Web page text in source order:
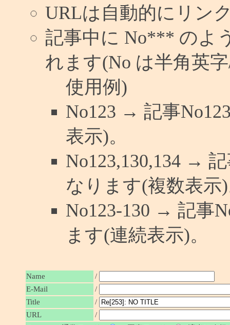
URLは自動的にリン
記事中に No*** のよ
れます(No は半角英
使用例)
No123 → 記事
表示)。
No123,130,134 →
なります(複数表示
No123-130 → 記事
ます(連続表示)。
Name
/
E-Mail
/
Title
/
URL
/